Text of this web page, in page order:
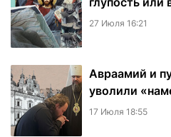
27 Июля 16:21
Авраамий и
уволили
17 Июля 18:55